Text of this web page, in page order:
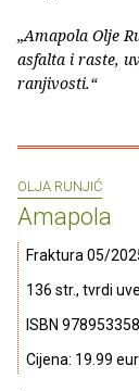
„Amapola Olje
asfalta i raste,
ranjivosti.“
OLJA RUNJIĆ
Amapola
Fraktura 05/
136 str., tvrdi
ISBN
Cijena: 19.99 eur